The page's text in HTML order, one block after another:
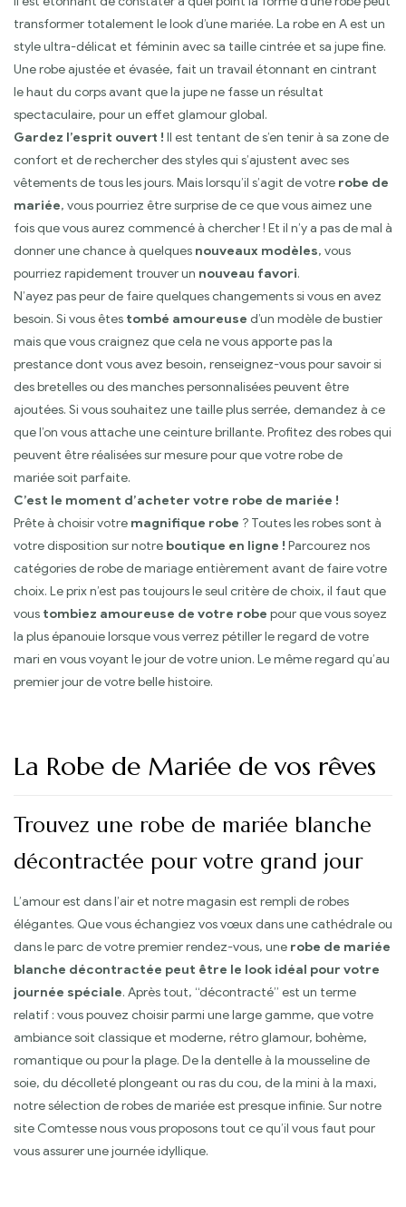
transformer totalement le look d’une mariée. La robe en A est un
style ultra-délicat et féminin avec sa taille cintrée et sa jupe fine.
Une robe ajustée et évasée, fait un travail étonnant en cintrant
le haut du corps avant que la jupe ne fasse un résultat
spectaculaire, pour un effet glamour global.
Gardez l’esprit ouvert ! Il est tentant de s’en tenir à sa zone de
confort et de rechercher des styles qui s’ajustent avec ses
vêtements de tous les jours. Mais lorsqu’il s’agit de votre robe de
mariée, vous pourriez être surprise de ce que vous aimez une
fois que vous aurez commencé à chercher ! Et il n’y a pas de mal à
donner une chance à quelques nouveaux modèles, vous
pourriez rapidement trouver un nouveau favori.
N’ayez pas peur de faire quelques changements si vous en avez
besoin. Si vous êtes tombé amoureuse d’un modèle de bustier
mais que vous craignez que cela ne vous apporte pas la
prestance dont vous avez besoin, renseignez-vous pour savoir si
des bretelles ou des manches personnalisées peuvent être
ajoutées. Si vous souhaitez une taille plus serrée, demandez à ce
que l’on vous attache une ceinture brillante. Profitez des robes qui
peuvent être réalisées sur mesure pour que votre robe de
mariée soit parfaite.
C’est le moment d’acheter votre robe de mariée !
Prête à choisir votre magnifique robe ? Toutes les robes sont à
votre disposition sur notre boutique en ligne ! Parcourez nos
catégories de robe de mariage entièrement avant de faire votre
choix. Le prix n’est pas toujours le seul critère de choix, il faut que
vous tombiez amoureuse de votre robe pour que vous soyez
la plus épanouie lorsque vous verrez pétiller le regard de votre
mari en vous voyant le jour de votre union. Le même regard qu’au
premier jour de votre belle histoire.
La Robe de Mariée de vos rêves
Trouvez une robe de mariée blanche
décontractée pour votre grand jour
L’amour est dans l’air et notre magasin est rempli de robes
élégantes. Que vous échangiez vos vœux dans une cathédrale ou
dans le parc de votre premier rendez-vous, une robe de mariée
blanche décontractée peut être le look idéal pour votre
journée spéciale. Après tout, “décontracté” est un terme
relatif : vous pouvez choisir parmi une large gamme, que votre
ambiance soit classique et moderne, rétro glamour, bohème,
romantique ou pour la plage. De la dentelle à la mousseline de
soie, du décolleté plongeant ou ras du cou, de la mini à la maxi,
notre sélection de robes de mariée est presque infinie. Sur notre
site Comtesse nous vous proposons tout ce qu’il vous faut pour
vous assurer une journée idyllique.